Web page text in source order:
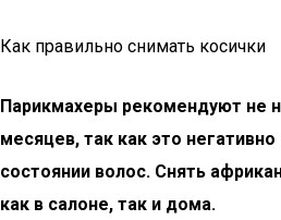
Как правильно снимать косички
Парикмахеры рекомендуют не
месяцев, так как это
состоянии волос. Снять
как в салоне, так и дома.